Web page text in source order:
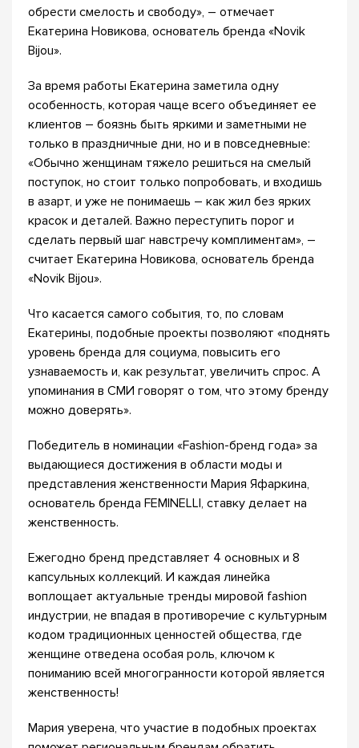
обрести смелость и свободу», – отмечает
Екатерина Новикова, основатель бренда «Novik
Bijou».
За время работы Екатерина заметила одну
особенность, которая чаще всего объединяет ее
клиентов – боязнь быть яркими и заметными не
только в праздничные дни, но и в повседневные:
«Обычно женщинам тяжело решиться на смелый
поступок, но стоит только попробовать, и входишь
в азарт, и уже не понимаешь – как жил без ярких
красок и деталей. Важно переступить порог и
сделать первый шаг навстречу комплиментам», –
считает Екатерина Новикова, основатель бренда
«Novik Bijou».
Что касается самого события, то, по словам
Екатерины, подобные проекты позволяют «поднять
уровень бренда для социума, повысить его
узнаваемость и, как результат, увеличить спрос. А
упоминания в СМИ говорят о том, что этому бренду
можно доверять».
Победитель в номинации «Fashion-бренд года» за
выдающиеся достижения в области моды и
представления женственности Мария Яфаркина,
основатель бренда FEMINELLI, ставку делает на
женственность.
Ежегодно бренд представляет 4 основных и 8
капсульных коллекций. И каждая линейка
воплощает актуальные тренды мировой fashion
индустрии, не впадая в противоречие с культурным
кодом традиционных ценностей общества, где
женщине отведена особая роль, ключом к
пониманию всей многогранности которой является
женственность!
Мария уверена, что участие в подобных проектах